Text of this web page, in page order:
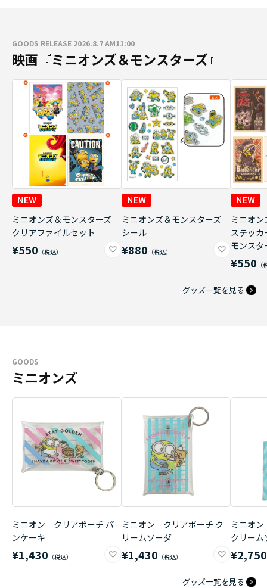
GOODS RELEASE 2026.8.7 AM11:00
映画『ミニオンズ＆モンスターズ』
ミニオンズ＆モンスターズ
クリアファイルセット
¥550
ミニオンズ＆モンスターズ
シール
¥880
ミニオ
ステッ
モンスタ
¥550
グッズ一覧を見る
GOODS
ミニオンズ
ミニオン クリアポーチ パ
ンケーキ
¥1,430
ミニオン クリアポーチ ク
リームソーダ
¥1,430
ミニオ
クリーム
¥2,750
グッズ一覧を見る